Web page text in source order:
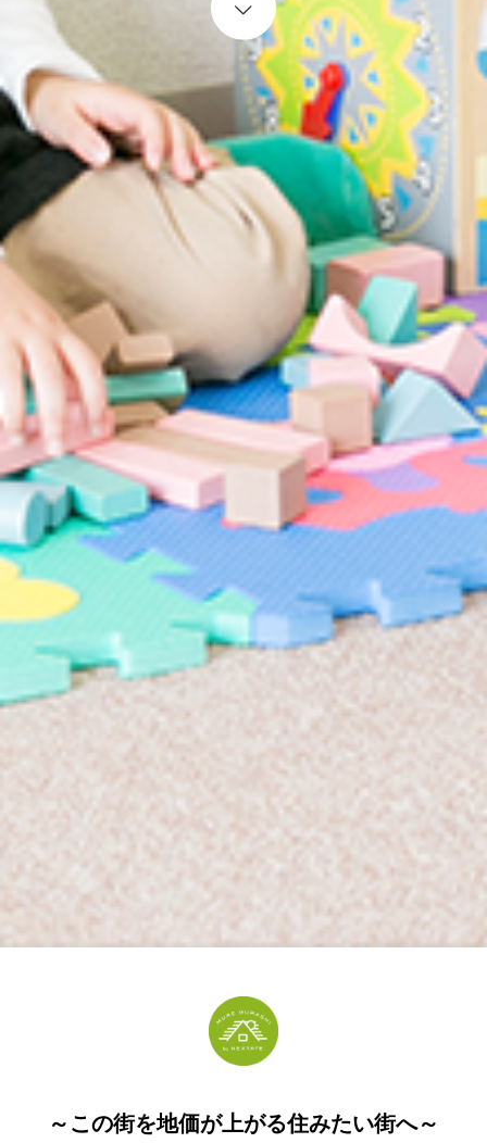
～この街を地価が上がる住みたい街へ～